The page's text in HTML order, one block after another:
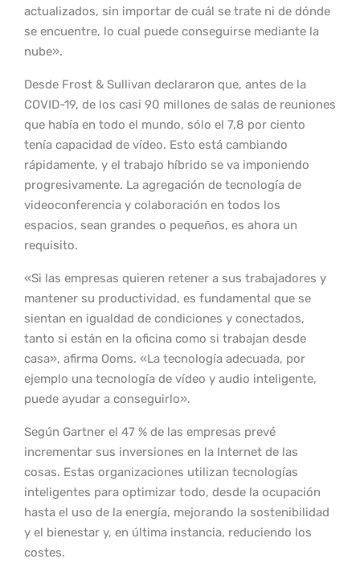
actualizados, sin importar de cuál se trate ni de dónde
se encuentre, lo cual puede conseguirse mediante la
nube».
Desde Frost & Sullivan declararon que, antes de la
COVID-19, de los casi 90 millones de salas de reuniones
que había en todo el mundo, sólo el 7,8 por ciento
tenía capacidad de vídeo. Esto está cambiando
rápidamente, y el trabajo híbrido se va imponiendo
progresivamente. La agregación de tecnología de
videoconferencia y colaboración en todos los
espacios, sean grandes o pequeños, es ahora un
requisito.
«Si las empresas quieren retener a sus trabajadores y
mantener su productividad, es fundamental que se
sientan en igualdad de condiciones y conectados,
tanto si están en la oficina como si trabajan desde
casa», afirma Ooms. «La tecnología adecuada, por
ejemplo una tecnología de vídeo y audio inteligente,
puede ayudar a conseguirlo».
Según Gartner el 47 % de las empresas prevé
incrementar sus inversiones en la Internet de las
cosas. Estas organizaciones utilizan tecnologías
inteligentes para optimizar todo, desde la ocupación
hasta el uso de la energía, mejorando la sostenibilidad
y el bienestar y, en última instancia, reduciendo los
costes.